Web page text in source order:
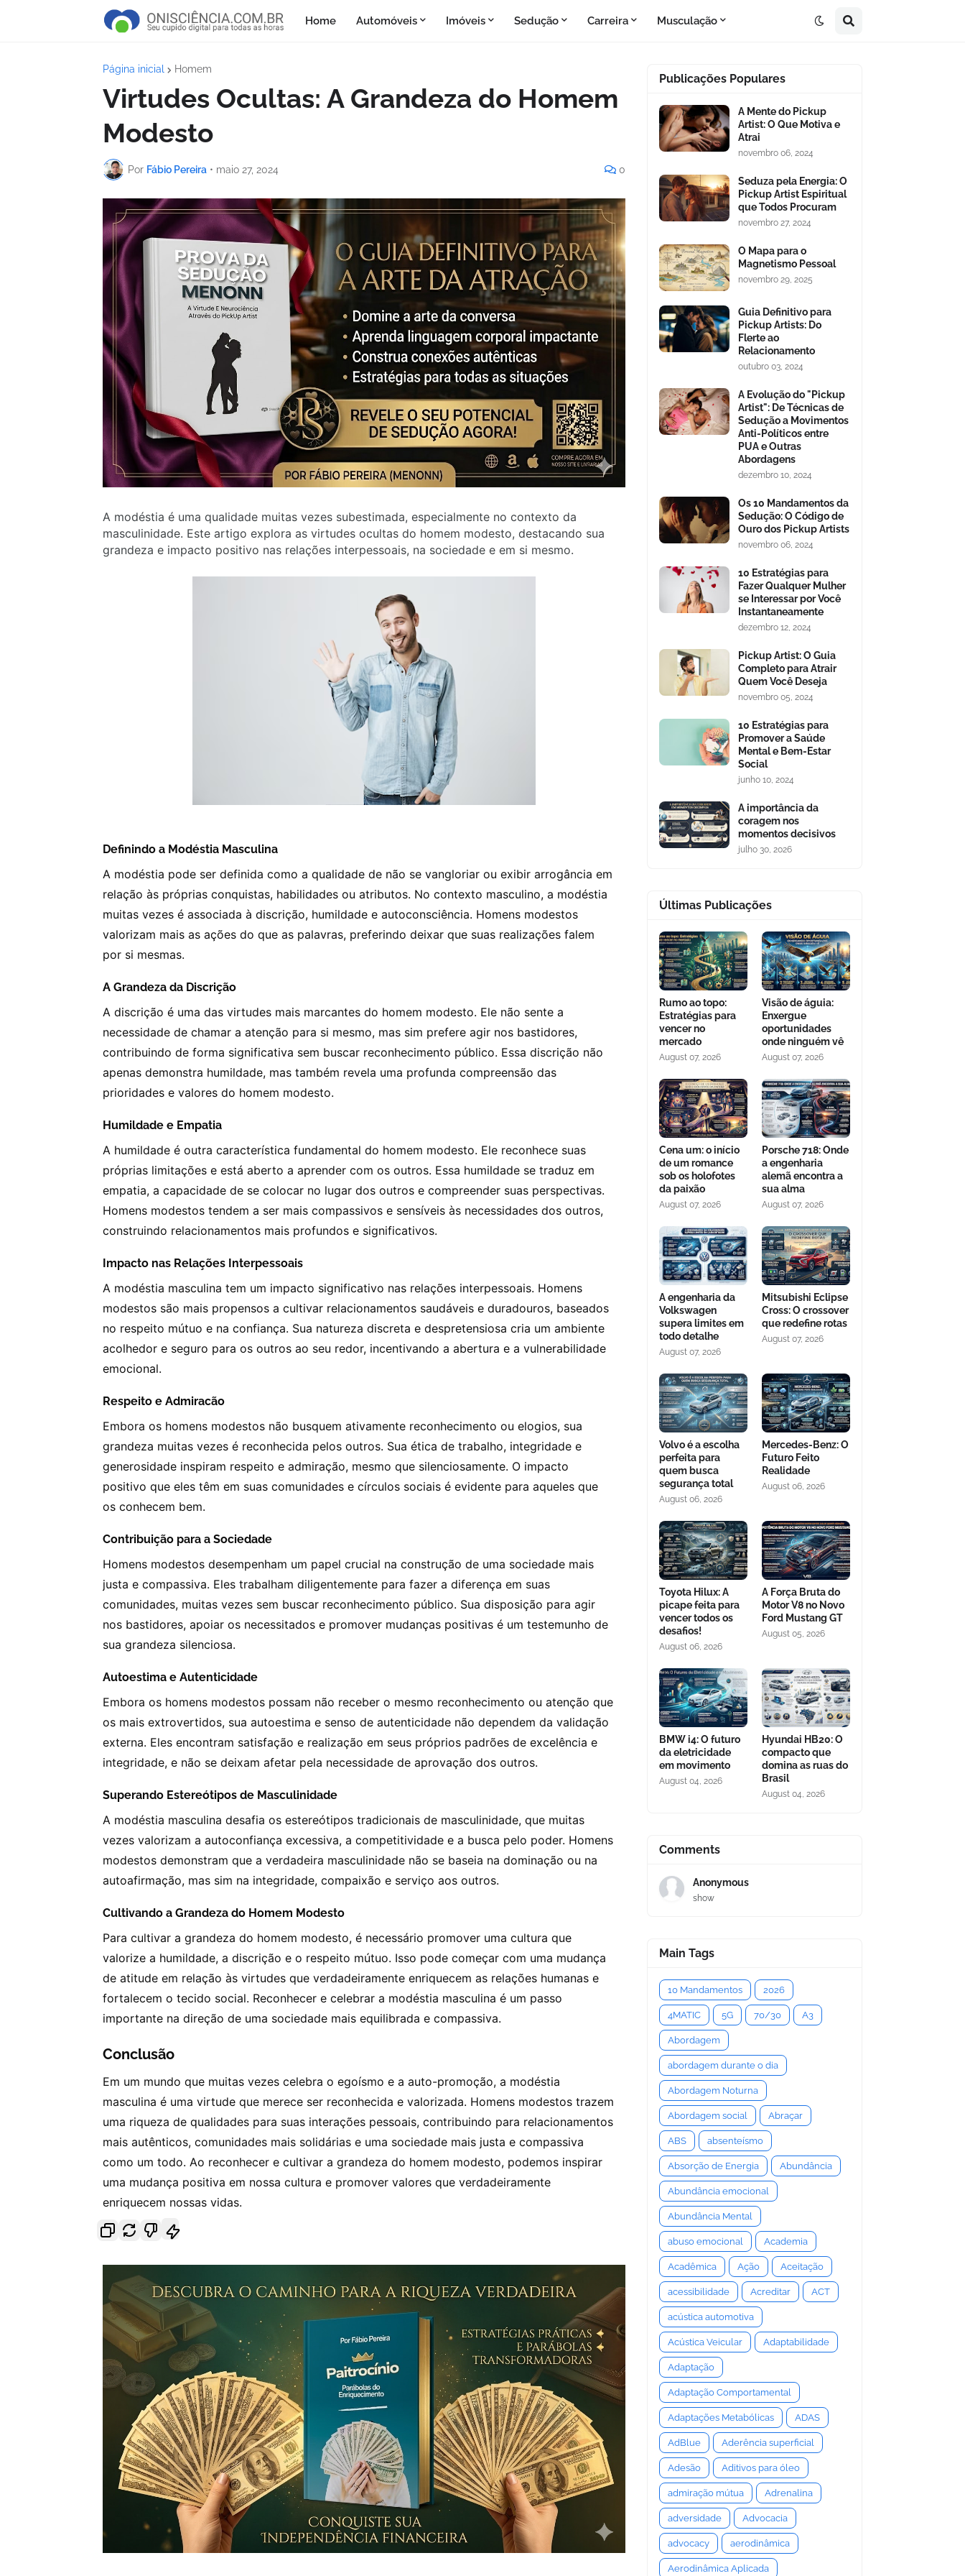
Home Automóveis Imóveis Sedução Carreira Musculação
Página inicial Homem
Virtudes Ocultas: A Grandeza do Homem
Modesto
Por Fábio Pereira • maio 27, 2024 0
A modéstia é uma qualidade muitas vezes subestimada, especialmente no contexto da
masculinidade. Este artigo explora as virtudes ocultas do homem modesto, destacando sua
grandeza e impacto positivo nas relações interpessoais, na sociedade e em si mesmo.
Definindo a Modéstia Masculina
A modéstia pode ser definida como a qualidade de não se vangloriar ou exibir arrogância em
relação às próprias conquistas, habilidades ou atributos. No contexto masculino, a modéstia
muitas vezes é associada à discrição, humildade e autoconsciência. Homens modestos
valorizam mais as ações do que as palavras, preferindo deixar que suas realizações falem
por si mesmas.
A Grandeza da Discrição
A discrição é uma das virtudes mais marcantes do homem modesto. Ele não sente a
necessidade de chamar a atenção para si mesmo, mas sim prefere agir nos bastidores,
contribuindo de forma significativa sem buscar reconhecimento público. Essa discrição não
apenas demonstra humildade, mas também revela uma profunda compreensão das
prioridades e valores do homem modesto.
Humildade e Empatia
A humildade é outra característica fundamental do homem modesto. Ele reconhece suas
próprias limitações e está aberto a aprender com os outros. Essa humildade se traduz em
empatia, a capacidade de se colocar no lugar dos outros e compreender suas perspectivas.
Homens modestos tendem a ser mais compassivos e sensíveis às necessidades dos outros,
construindo relacionamentos mais profundos e significativos.
Impacto nas Relações Interpessoais
A modéstia masculina tem um impacto significativo nas relações interpessoais. Homens
modestos são mais propensos a cultivar relacionamentos saudáveis e duradouros, baseados
no respeito mútuo e na confiança. Sua natureza discreta e despretensiosa cria um ambiente
acolhedor e seguro para os outros ao seu redor, incentivando a abertura e a vulnerabilidade
emocional.
Respeito e Admiracão
Embora os homens modestos não busquem ativamente reconhecimento ou elogios, sua
grandeza muitas vezes é reconhecida pelos outros. Sua ética de trabalho, integridade e
generosidade inspiram respeito e admiração, mesmo que silenciosamente. O impacto
positivo que eles têm em suas comunidades e círculos sociais é evidente para aqueles que
os conhecem bem.
Contribuição para a Sociedade
Homens modestos desempenham um papel crucial na construção de uma sociedade mais
justa e compassiva. Eles trabalham diligentemente para fazer a diferença em suas
comunidades, muitas vezes sem buscar reconhecimento público. Sua disposição para agir
nos bastidores, apoiar os necessitados e promover mudanças positivas é um testemunho de
sua grandeza silenciosa.
Autoestima e Autenticidade
Embora os homens modestos possam não receber o mesmo reconhecimento ou atenção que
os mais extrovertidos, sua autoestima e senso de autenticidade não dependem da validação
externa. Eles encontram satisfação e realização em seus próprios padrões de excelência e
integridade, e não se deixam afetar pela necessidade de aprovação dos outros.
Superando Estereótipos de Masculinidade
A modéstia masculina desafia os estereótipos tradicionais de masculinidade, que muitas
vezes valorizam a autoconfiança excessiva, a competitividade e a busca pelo poder. Homens
modestos demonstram que a verdadeira masculinidade não se baseia na dominação ou na
autoafirmação, mas sim na integridade, compaixão e serviço aos outros.
Cultivando a Grandeza do Homem Modesto
Para cultivar a grandeza do homem modesto, é necessário promover uma cultura que
valorize a humildade, a discrição e o respeito mútuo. Isso pode começar com uma mudança
de atitude em relação às virtudes que verdadeiramente enriquecem as relações humanas e
fortalecem o tecido social. Reconhecer e celebrar a modéstia masculina é um passo
importante na direção de uma sociedade mais equilibrada e compassiva.
Conclusão
Em um mundo que muitas vezes celebra o egoísmo e a auto-promoção, a modéstia
masculina é uma virtude que merece ser reconhecida e valorizada. Homens modestos trazem
uma riqueza de qualidades para suas interações pessoais, contribuindo para relacionamentos
mais autênticos, comunidades mais solidárias e uma sociedade mais justa e compassiva
como um todo. Ao reconhecer e cultivar a grandeza do homem modesto, podemos inspirar
uma mudança positiva em nossa cultura e promover valores que verdadeiramente
enriquecem nossas vidas.
Publicações Populares
A Mente do Pickup
Artist: O Que Motiva e
Atrai
novembro 06, 2024
Seduza pela Energia: O
Pickup Artist Espiritual
que Todos Procuram
novembro 27, 2024
O Mapa para o
Magnetismo Pessoal
novembro 29, 2025
Guia Definitivo para
Pickup Artists: Do
Flerte ao
Relacionamento
outubro 03, 2024
A Evolução do "Pickup
Artist": De Técnicas de
Sedução a Movimentos
Anti-Políticos entre
PUA e Outras
Abordagens
dezembro 10, 2024
Os 10 Mandamentos da
Sedução: O Código de
Ouro dos Pickup Artists
novembro 06, 2024
10 Estratégias para
Fazer Qualquer Mulher
se Interessar por Você
Instantaneamente
dezembro 12, 2024
Pickup Artist: O Guia
Completo para Atrair
Quem Você Deseja
novembro 05, 2024
10 Estratégias para
Promover a Saúde
Mental e Bem-Estar
Social
junho 10, 2024
A importância da
coragem nos
momentos decisivos
julho 30, 2026
Últimas Publicações
Rumo ao topo:
Estratégias para
vencer no
mercado
August 07, 2026
Visão de águia:
Enxergue
oportunidades
onde ninguém vê
August 07, 2026
Cena um: o início
de um romance
sob os holofotes
da paixão
August 07, 2026
Porsche 718: Onde
a engenharia
alemã encontra a
sua alma
August 07, 2026
A engenharia da
Volkswagen
supera limites em
todo detalhe
August 07, 2026
Mitsubishi Eclipse
Cross: O crossover
que redefine rotas
August 07, 2026
Volvo é a escolha
perfeita para
quem busca
segurança total
August 06, 2026
Mercedes-Benz: O
Futuro Feito
Realidade
August 06, 2026
Toyota Hilux: A
picape feita para
vencer todos os
desafios!
August 06, 2026
A Força Bruta do
Motor V8 no Novo
Ford Mustang GT
August 05, 2026
BMW i4: O futuro
da eletricidade
em movimento
August 04, 2026
Hyundai HB20: O
compacto que
domina as ruas do
Brasil
August 04, 2026
Comments
Anonymous
show
Main Tags
10 Mandamentos 2026
4MATIC 5G 70/30 A3
Abordagem
abordagem durante o dia
Abordagem Noturna
Abordagem social Abraçar
ABS absenteísmo
Absorção de Energia Abundância
Abundância emocional
Abundância Mental
abuso emocional Academia
Acadêmica Ação Aceitação
acessibilidade Acreditar ACT
acústica automotiva
Acústica Veicular Adaptabilidade
Adaptação
Adaptação Comportamental
Adaptações Metabólicas ADAS
AdBlue Aderência superficial
Adesão Aditivos para óleo
admiração mútua Adrenalina
adversidade Advocacia
advocacy aerodinâmica
Aerodinâmica Aplicada